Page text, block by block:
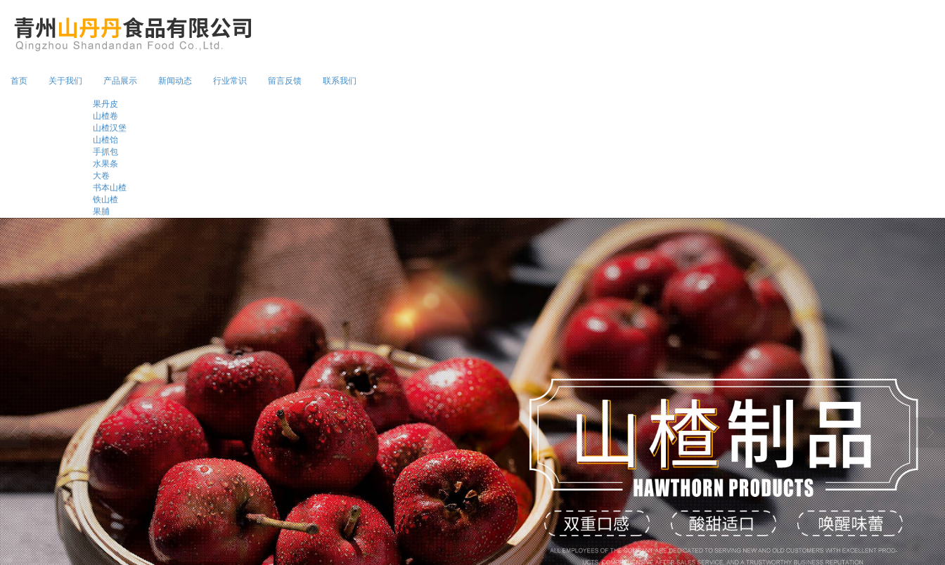
首页 关于我们 产品展示
果丹皮
山楂卷
山楂汉堡
山楂饴
手抓包
水果条
大卷
书本山楂
铁山楂
果脯
新闻动态 行业常识 留言反馈 联系我们